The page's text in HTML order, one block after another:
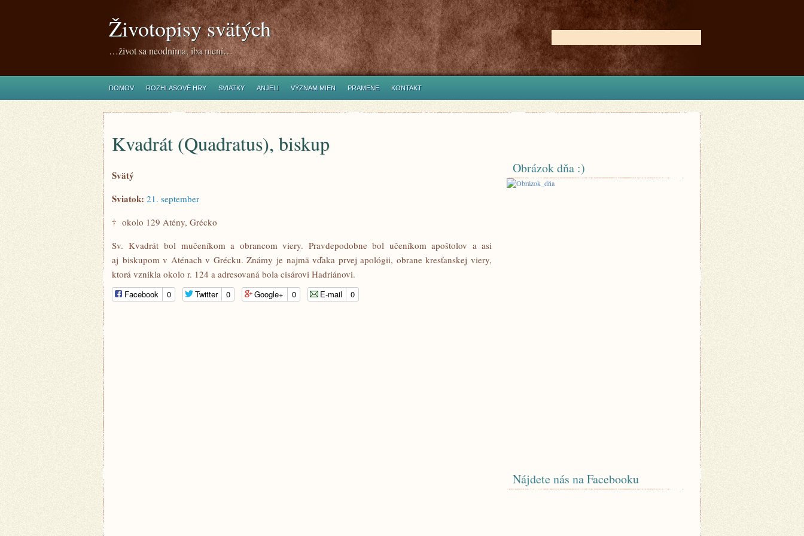
Životopisy svätých
…život sa neodníma, iba mení…
DOMOV ROZHLASOVÉ HRY SVIATKY ANJELI VÝZNAM MIEN PRAMENE KONTAKT
Kvadrát (Quadratus), biskup
Svätý
Sviatok: 21. september
† okolo 129 Atény, Grécko
Sv. Kvadrát bol mučeníkom a obrancom viery. Pravdepodobne bol učeníkom apoštolov a asi
aj biskupom v Aténach v Grécku. Známy je najmä vďaka prvej apológii, obrane kresťanskej viery,
ktorá vznikla okolo r. 124 a adresovaná bola cisárovi Hadriánovi.
Facebook 0 Twitter 0 Google+ 0 E-mail 0
Obrázok dňa :)
Nájdete nás na Facebooku